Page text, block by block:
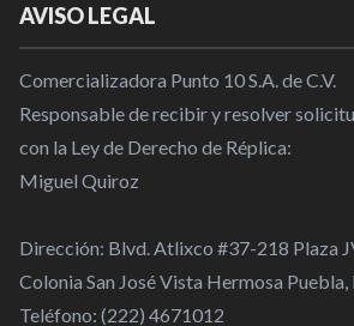
AVISO LEGAL
Comercializadora Punto 10 S.A. de C.V.
Responsable de recibir y resolver
con la Ley de Derecho de Réplica:
Miguel Quiroz
Dirección: Blvd. Atlixco #37-218 Plaza
Colonia San José Vista Hermosa Puebla,
Teléfono: (222) 4671012